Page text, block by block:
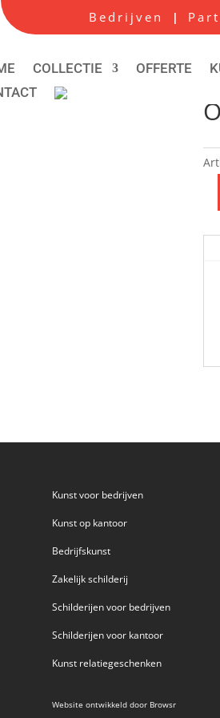
Bedrijven |
COLLECTIE OFFERTE
Kunst voor bedrijven
Kunst op kantoor
Bedrijfskunst
Zakelijk schilderij
Schilderijen voor bedrijven
Schilderijen voor kantoor
Kunst relatiegeschenken
Website ontwikkeld door Browsr